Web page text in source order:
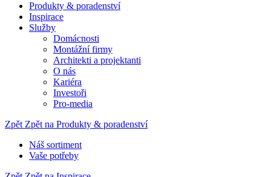
Produkty & poradenství
Inspirace
Služby
Domácnosti
Montážní firmy
Architekti a projektanti
O nás
Kariéra
Investoři
Pro-media
Zpět Zpět na Produkty & poradenství
Náš sortiment
Vaše potřeby